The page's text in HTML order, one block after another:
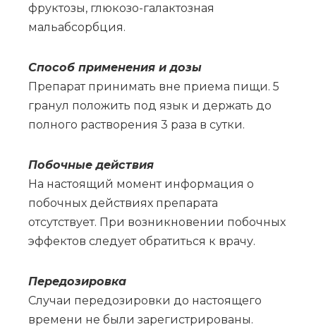
фруктозы, глюкозо-галактозная
мальабсорбция.
Спо­соб при­ме­не­ния и до­зы
Препарат принимать вне приема пищи. 5
гранул положить под язык и держать до
полного растворения 3 раза в сутки.
По­боч­ные действия
На настоящий момент информация о
побочных действиях препарата
отсутствует. При возникновении побочных
эффектов следует обратиться к врачу.
Пе­ре­до­зи­ров­ка
Слу­чаи пе­ре­до­зи­ров­ки до на­сто­я­ще­го
вре­ме­ни не бы­ли за­ре­ги­стри­ро­ва­ны.